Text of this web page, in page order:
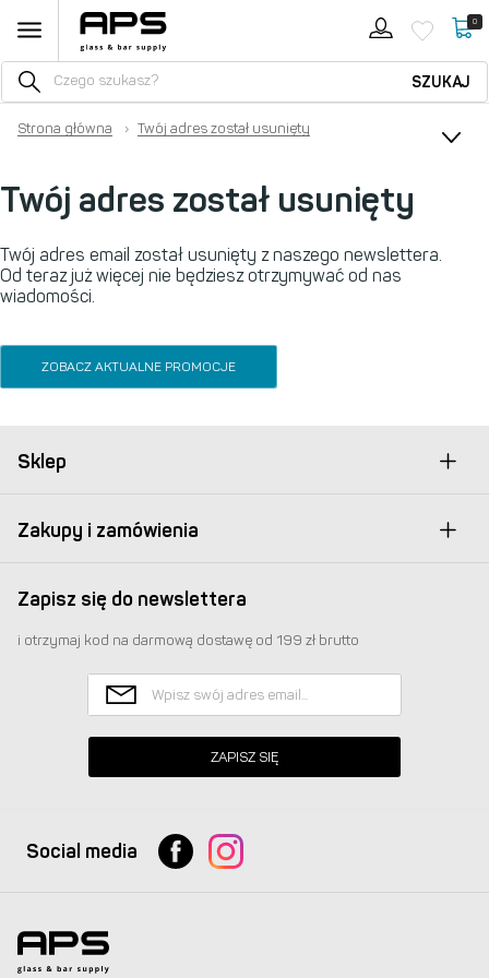
0
SZUKAJ
Strona główna › Twój adres został usunięty
Twój adres został usunięty
Twój adres email został usunięty z naszego newslettera.
Od teraz już więcej nie będziesz otrzymywać od nas
wiadomości.
ZOBACZ AKTUALNE PROMOCJE
Sklep
Zakupy i zamówienia
Zapisz się do newslettera
i otrzymaj kod na darmową dostawę od 199 zł brutto
ZAPISZ SIĘ
Social media